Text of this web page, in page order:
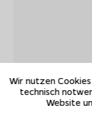
Wir nutzen
technisch
Website